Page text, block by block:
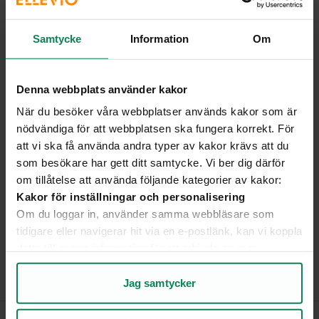
Samtycke Information Om
Denna webbplats använder kakor
När du besöker våra webbplatser används kakor som är
nödvändiga för att webbplatsen ska fungera korrekt. För
att vi ska få använda andra typer av kakor krävs att du
som besökare har gett ditt samtycke. Vi ber dig därför
om tillåtelse att använda följande kategorier av kakor:
Kakor för inställningar och personalisering
Om du loggar in, använder samma webbläsare som
tidigare eller navigerar hit via en e-postlänk, kan vi koppla
personlig upplevelse på webbplatsen och i vår
Kakor för statistik och analys av användarbeteende
Jag samtycker
Vanliga frågor och svar
Varför går min säkring hela tiden?
Vilket ansvar har jag för elen i min bostad?